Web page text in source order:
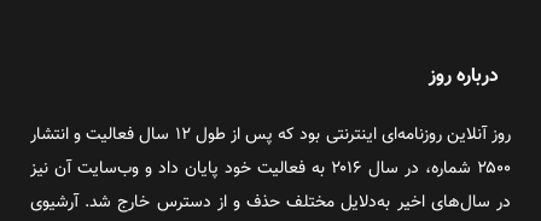
درباره روز
روز آنلاین روزنامه‌ای اینترنتی بود که پس از طول ۱۲ سال فعالیت و انتشار
۲۵۰۰ شماره، در سال ۲۰۱۶ به فعالیت خود پایان داد و وب‌سایت آن نیز
در سال‌های اخیر به‌دلایل مختلف حذف و از دسترس خارج شد. آرشیوی